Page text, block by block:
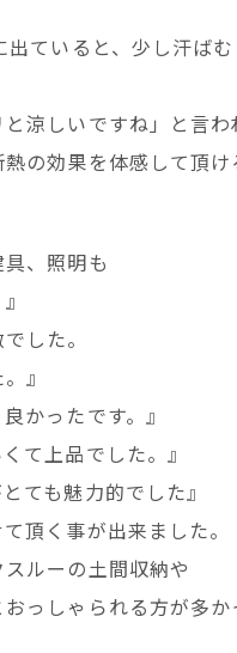
出ていると、少し汗ば
涼しいですね」と言わ
の効果を体感して頂け
、照明も
した。
』
かったです。』
て上品でした。』
ても魅力的でした』
頂く事が出来ました。
ルーの土間収納や
っしゃられる方が多か